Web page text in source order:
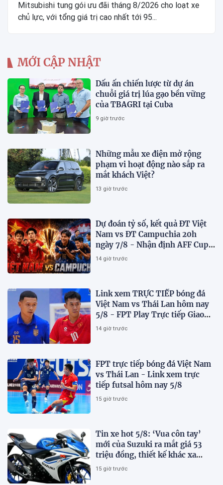
Mitsubishi tung gói ưu đãi tháng 8/2026 cho loạt xe
chủ lực, với tổng giá trị cao nhất tới 95...
MỚI CẬP NHẬT
Dấu ấn chiến lược từ dự án
chuỗi giá trị lúa gạo bền vững
của TBAGRI tại Cuba
9 giờ trước
Những mẫu xe điện mở rộng
phạm vi hoạt động nào sắp ra
mắt khách Việt?
13 giờ trước
Dự đoán tỷ số, kết quả ĐT Việt
Nam vs ĐT Campuchia 20h
ngày 7/8 - Nhận định AFF Cup
2026
14 giờ trước
Link xem TRỰC TIẾP bóng đá
Việt Nam vs Thái Lan hôm nay
5/8 - FPT Play Trực tiếp Giao
hữu futsal 2026
14 giờ trước
FPT trực tiếp bóng đá Việt Nam
vs Thái Lan - Link xem trực
tiếp futsal hôm nay 5/8
15 giờ trước
Tin xe hot 5/8: ‘Vua côn tay’
mới của Suzuki ra mắt giá 53
triệu đồng, thiết kế khác xa
Honda Winner R và Yamaha
15 giờ trước